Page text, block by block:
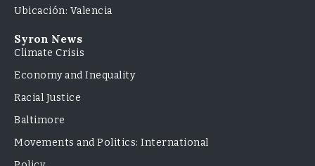
Ubicación: Valencia
Syron News
Climate Crisis
Economy and Inequality
Racial Justice
Baltimore
Movements and Politics: International